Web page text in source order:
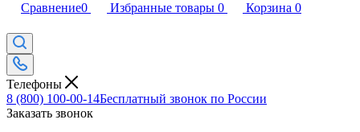
Сравнение0 Избранные товары 0 Корзина 0
Телефоны
8 (800) 100-00-14Бесплатный звонок по России
Заказать звонок